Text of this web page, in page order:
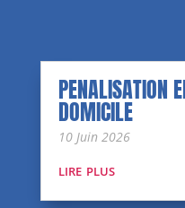
PENALISATION
DOMICILE
10 Juin 2026
lire plus